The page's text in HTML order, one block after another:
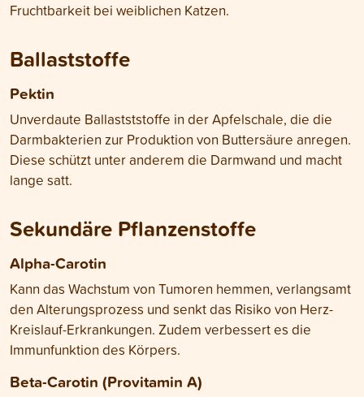
Fruchtbarkeit bei weiblichen Katzen.
Ballaststoffe
Pektin
Unverdaute Ballastststoffe in der Apfelschale, die die
Darmbakterien zur Produktion von Buttersäure anregen.
Diese schützt unter anderem die Darmwand und macht
lange satt.
Sekundäre Pflanzenstoffe
Alpha-Carotin
Kann das Wachstum von Tumoren hemmen, verlangsamt
den Alterungsprozess und senkt das Risiko von Herz-
Kreislauf-Erkrankungen. Zudem verbessert es die
Immunfunktion des Körpers.
Beta-Carotin (Provitamin A)